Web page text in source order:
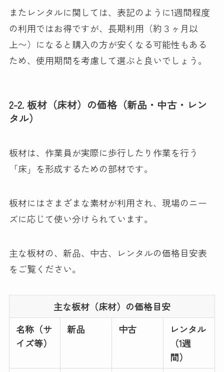
またレンタルに関しては、表記のように1週間程度
の利用ではお得ですが、長期利用（約３ヶ月以
上〜）になると購入の方が安くなる可能性もある
ため、使用期間を考慮して選ぶと良いでしょう。
2-2. 板材（床材）の価格（新品・中古・レン
タル）
板材は、作業員が実際に歩行したり作業を行う
「床」を形成するための部材です。
板材にはさまざまな素材が利用され、現場のニー
ズに応じて使い分けられています。
主な板材の、新品、中古、レンタルの価格目安表
をご覧ください。
主な板材（床材）の価格目安
名称（サ
イズ等）
新品 中古
レンタル
（1週
間）